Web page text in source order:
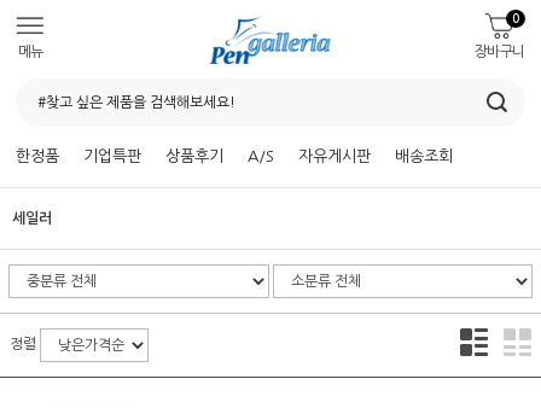
메뉴 장바구니
0
한정품 기업특판 상품후기 A/S 자유게시판 배송조회
세일러
정렬